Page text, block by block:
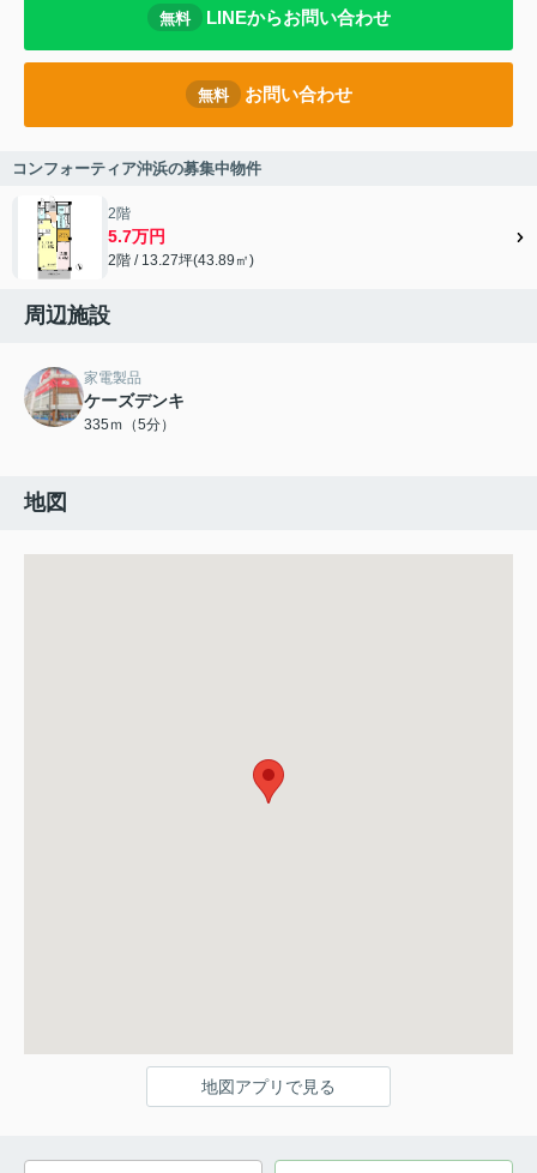
無料 LINEからお問い合わせ
無料 お問い合わせ
コンフォーティア沖浜の募集中物件
2階
5.7万円
2階 / 13.27坪(43.89㎡)
周辺施設
家電製品
ケーズデンキ
335ｍ（5分）
地図
地図アプリで見る